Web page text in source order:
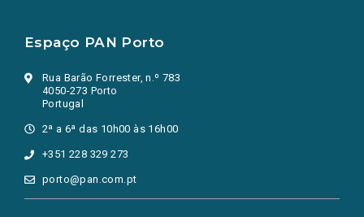
Espaço PAN Porto
Rua Barão Forrester, n.º 783
4050-273 Porto
Portugal
2ª a 6ª das 10h00 às 16h00
+351 228 329 273
porto@pan.com.pt